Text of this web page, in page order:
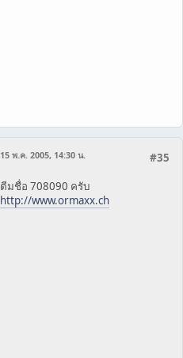
#35
15 พ.ค. 2005, 14:30 น.
ตีมชื่อ 708090 ครับ
http://www.ormaxx.ch